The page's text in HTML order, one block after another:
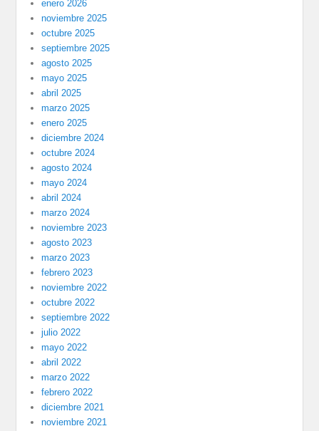
enero 2026
noviembre 2025
octubre 2025
septiembre 2025
agosto 2025
mayo 2025
abril 2025
marzo 2025
enero 2025
diciembre 2024
octubre 2024
agosto 2024
mayo 2024
abril 2024
marzo 2024
noviembre 2023
agosto 2023
marzo 2023
febrero 2023
noviembre 2022
octubre 2022
septiembre 2022
julio 2022
mayo 2022
abril 2022
marzo 2022
febrero 2022
diciembre 2021
noviembre 2021